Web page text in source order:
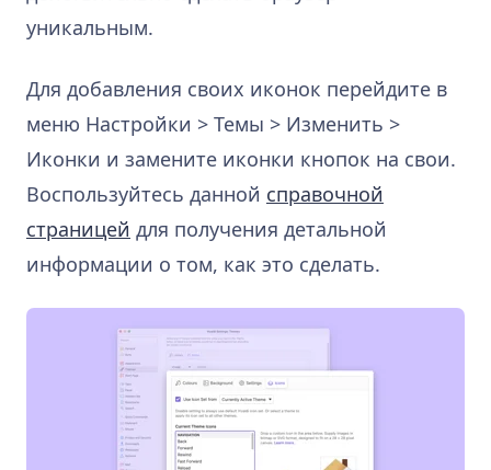
уникальным.
Для добавления своих иконок перейдите в
меню Настройки > Темы > Изменить >
Иконки и замените иконки кнопок на свои.
Воспользуйтесь данной справочной
страницей для получения детальной
информации о том, как это сделать.